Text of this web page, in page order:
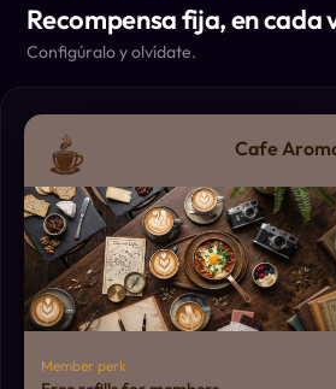
Recompensa fija, en cada
Configúralo y olvídate.
Cafe
Member perk